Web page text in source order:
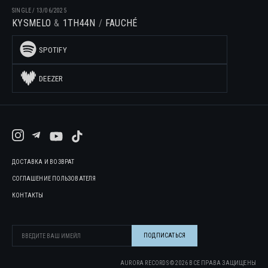
SINGLE/ 13/06/2025
KYSMELO 1TH44N FAUCHÉ
SPOTIFY
DEEZER
ДОСТАВКА И ВОЗВРАТ
СОГЛАШЕНИЕ ПОЛЬЗОВАТЕЛЯ
КОНТАКТЫ
AURORA RECORDS ©2026 ВСЕ ПРАВА ЗАЩИЩЕНЫ